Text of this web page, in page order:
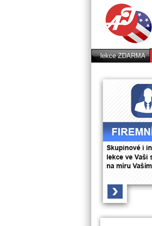
lekce ZDARMA